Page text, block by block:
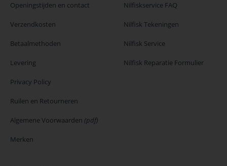
Openingstijden en contact
Verzendkosten
Betaalmethoden
Levering
Privacy Policy
Ruilen en Retourneren
Algemene Voorwaarden (pdf)
Merken
Nilfiskservice FAQ
Nilfisk Tekeningen
Nilfisk Service
Nilfisk Reparatie Formulier